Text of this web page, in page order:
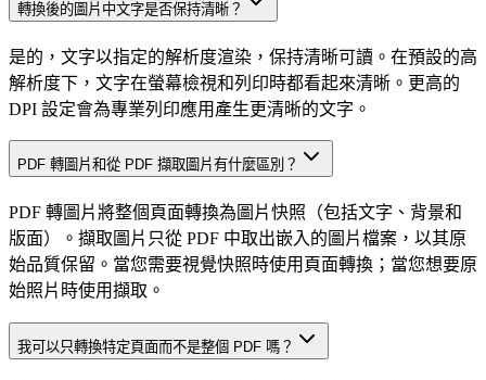
轉換後的圖片中文字是否保持清晰？
是的，文字以指定的解析度渲染，保持清晰可讀。在預設的高
解析度下，文字在螢幕檢視和列印時都看起來清晰。更高的
DPI 設定會為專業列印應用產生更清晰的文字。
PDF 轉圖片和從 PDF 擷取圖片有什麼區別？
PDF 轉圖片將整個頁面轉換為圖片快照（包括文字、背景和
版面）。擷取圖片只從 PDF 中取出嵌入的圖片檔案，以其原
始品質保留。當您需要視覺快照時使用頁面轉換；當您想要原
始照片時使用擷取。
我可以只轉換特定頁面而不是整個 PDF 嗎？